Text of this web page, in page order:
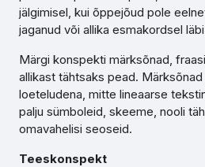
jälgimisel, kui õppejõud pole
jaganud või allika esmakordsel
Märgi konspekti märksõnad,
allikast tähtsaks pead.
loeteludena, mitte lineaarse
palju sümboleid, skeeme, nooli
omavahelisi seoseid.
Teeskonspekt